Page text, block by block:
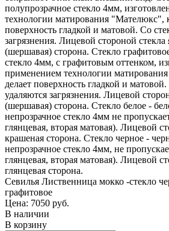
полупрозрачное стекло 4мм,
технологии матирования "Мателюкс",
поверхность гладкой и матовой. Со
загрязнения. Лицевой стороной стекла
(шершавая) сторона. Стекло
стекло 4мм, с графитовым оттенком,
применением технологии
делает поверхность гладкой и
удаляются загрязнения. Лицевой
(шершавая) сторона. Стекло белое -
непрозрачное стекло 4мм не
глянцевая, вторая матовая). Лицевой
крашеная сторона. Стекло черное -
непрозрачное стекло 4мм, не
глянцевая, вторая матовая). Лицевой
глянцевая сторона.
Севилья Лиственница мокко -стекло
графитовое
Цена: 7050 руб.
В наличии
В корзину